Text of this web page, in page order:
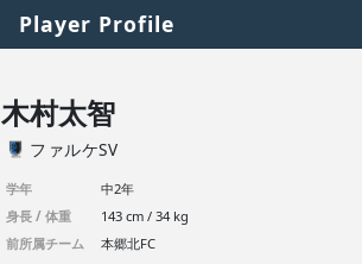
Player Profile
木村太智
ファルケSV
学年
中2年
身長 / 体重
143 cm / 34 kg
前所属チーム
本郷北FC